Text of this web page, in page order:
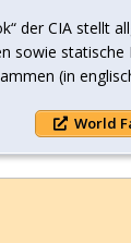
der CIA stellt
sowie statische
(in
World